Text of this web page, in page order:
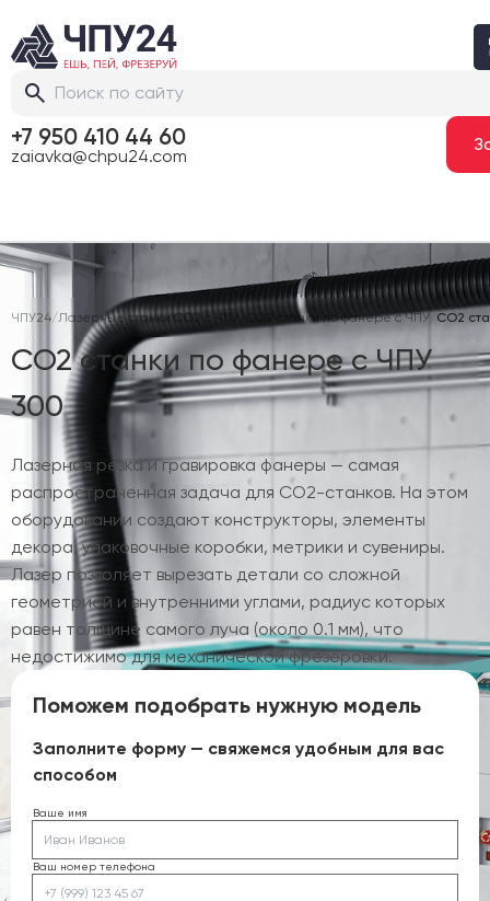
+7 950 410 44 60
zaiavka@chpu24.com
ЧПУ24/Лазерные станки CO2 с ЧПУ CO2 станки по фанере с ЧПУ/CO2
CO2 станки по фанере с ЧПУ
300
Лазерная резка и гравировка фанеры — самая
распространенная задача для CO2-станков. На этом
оборудовании создают конструкторы, элементы
декора, упаковочные коробки, метрики и сувениры.
Лазер позволяет вырезать детали со сложной
геометрией и внутренними углами, радиус которых
равен толщине самого луча (около 0.1 мм), что
недостижимо для механической фрезеровки.
Поможем подобрать нужную модель
Заполните форму — свяжемся удобным для вас
способом
Ваше имя
Ваш номер телефона